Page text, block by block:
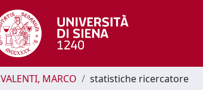
VALENTI, MARCO statistiche ricercatore